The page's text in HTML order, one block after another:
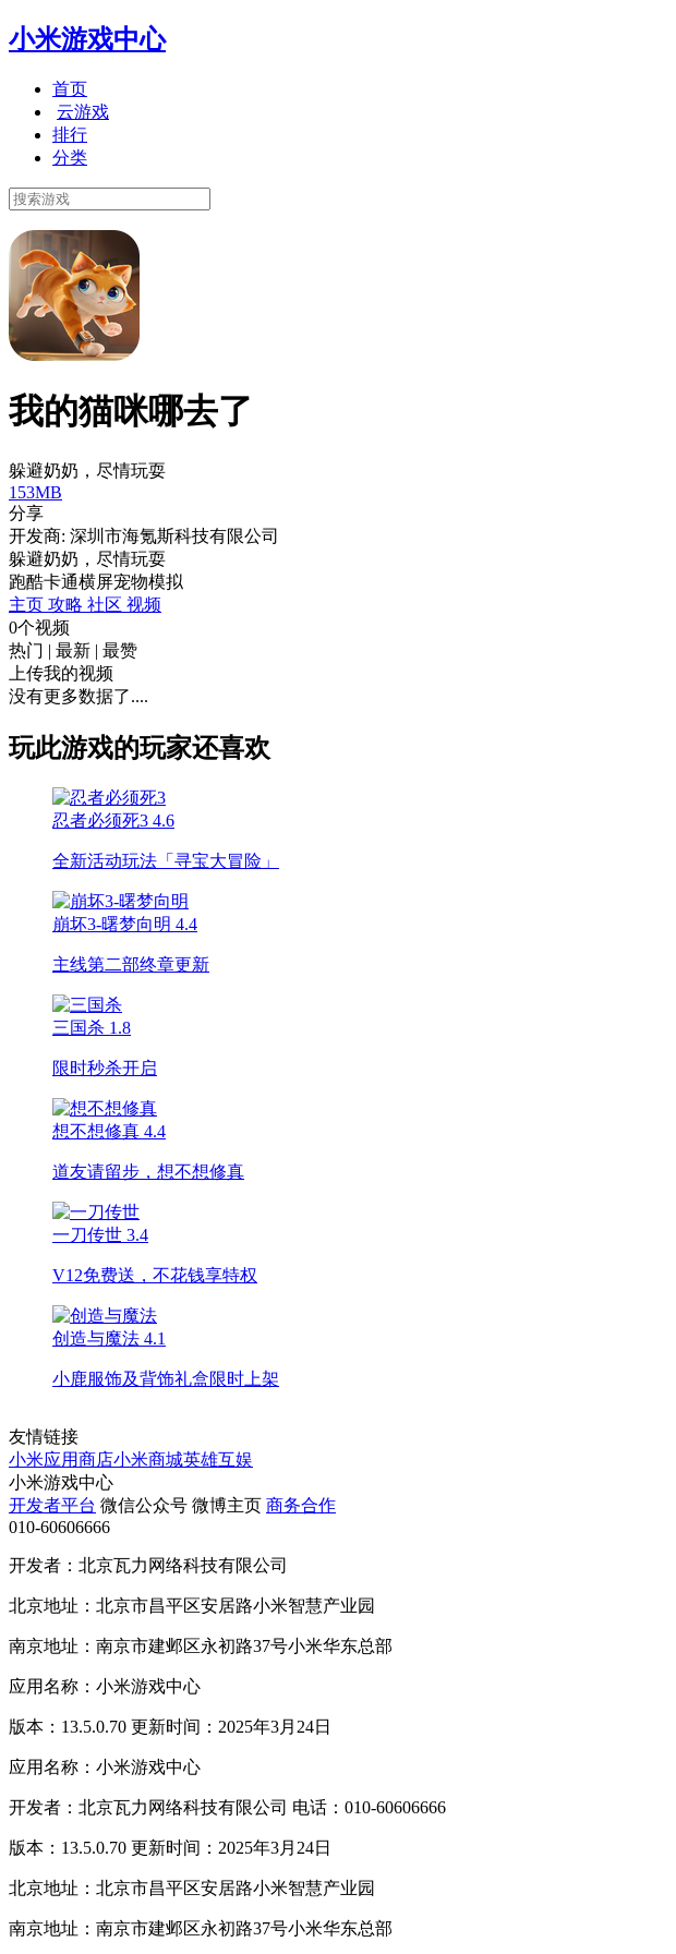
小米游戏中心
首页
云游戏
排行
分类
我的猫咪哪去了
躲避奶奶，尽情玩耍
153MB
分享
开发商: 深圳市海氪斯科技有限公司
躲避奶奶，尽情玩耍
跑酷卡通横屏宠物模拟
主页 攻略 社区 视频
0个视频
热门 | 最新 | 最赞
上传我的视频
没有更多数据了....
玩此游戏的玩家还喜欢
忍者必须死3 4.6
全新活动玩法「寻宝大冒险」
崩坏3-曙梦向明 4.4
主线第二部终章更新
三国杀 1.8
限时秒杀开启
想不想修真 4.4
道友请留步，想不想修真
一刀传世 3.4
V12免费送，不花钱享特权
创造与魔法 4.1
小鹿服饰及背饰礼盒限时上架
友情链接
小米应用商店小米商城英雄互娱
小米游戏中心
开发者平台 微信公众号 微博主页 商务合作
010-60606666
开发者：北京瓦力网络科技有限公司
北京地址：北京市昌平区安居路小米智慧产业园
南京地址：南京市建邺区永初路37号小米华东总部
应用名称：小米游戏中心
版本：13.5.0.70 更新时间：2025年3月24日
应用名称：小米游戏中心
开发者：北京瓦力网络科技有限公司 电话：010-60606666
版本：13.5.0.70 更新时间：2025年3月24日
北京地址：北京市昌平区安居路小米智慧产业园
南京地址：南京市建邺区永初路37号小米华东总部